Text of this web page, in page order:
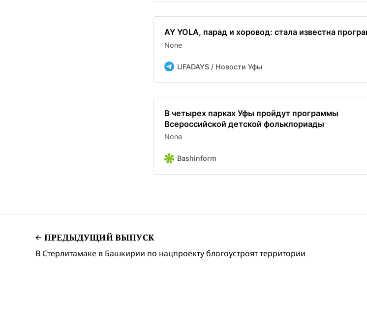
AY YOLA, парад и хоровод: стала известна
None
UFADAYS / Новости Уфы
В четырех парках Уфы пройдут программы
Всероссийской детской фольклориады
None
Bashinform
ПРЕДЫДУЩИЙ ВЫПУСК
В Стерлитамаке в Башкирии по нацпроекту блогоустроят территории